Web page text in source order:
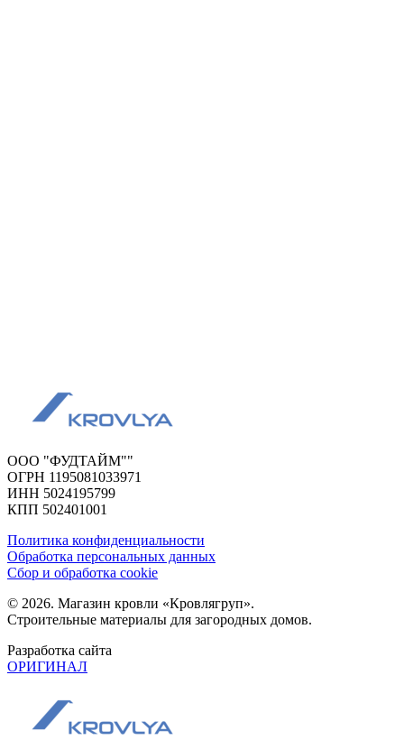
ООО "ФУДТАЙМ""
ОГРН 1195081033971
ИНН 5024195799
КПП 502401001
Политика конфиденциальности
Обработка персональных данных
Сбор и обработка cookie
© 2026. Магазин кровли «Кровлягруп».
Строительные материалы для загородных домов.
Разработка сайта
ОРИГИНАЛ